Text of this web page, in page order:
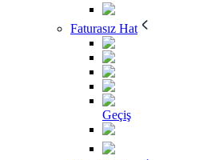
Faturasız Hat
Geçiş